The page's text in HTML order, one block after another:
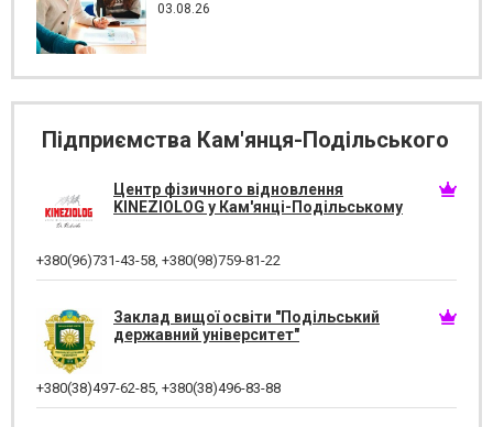
03.08.26
Підприємства Кам'янця-Подільського
Центр фізичного відновлення
KINEZIOLOG у Кам'янці-Подільському
+380(96)731-43-58 +380(98)759-81-22
Заклад вищої освіти "Подільський
державний університет"
+380(38)497-62-85 +380(38)496-83-88